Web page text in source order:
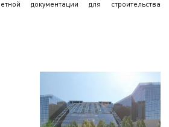
документации для строительства